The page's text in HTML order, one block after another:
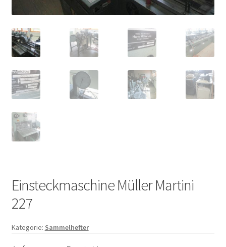
Einsteckmaschine Müller Martini
227
Kategorie: Sammelhefter